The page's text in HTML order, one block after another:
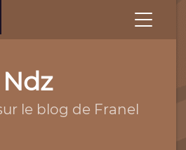
le blog de Franel